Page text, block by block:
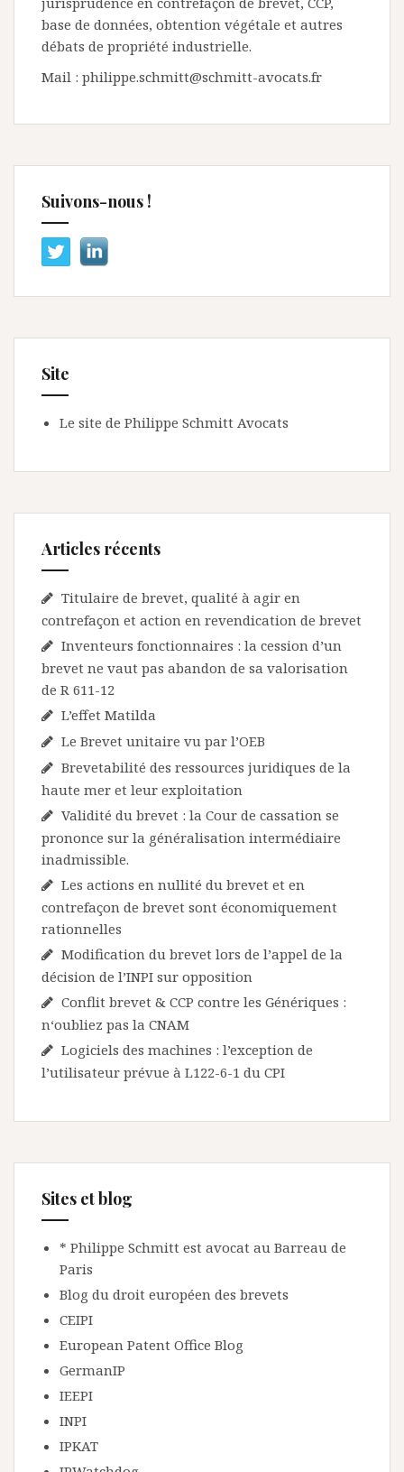
base de données, obtention végétale et autres
débats de propriété industrielle.
Mail : philippe.schmitt@schmitt-avocats.fr
Suivons-nous !
Site
Le site de Philippe Schmitt Avocats
Articles récents
Titulaire de brevet, qualité à agir en
contrefaçon et action en revendication de brevet
Inventeurs fonctionnaires : la cession d’un
brevet ne vaut pas abandon de sa valorisation
de R 611-12
L’effet Matilda
Le Brevet unitaire vu par l’OEB
Brevetabilité des ressources juridiques de la
haute mer et leur exploitation
Validité du brevet : la Cour de cassation se
prononce sur la généralisation intermédiaire
inadmissible.
Les actions en nullité du brevet et en
contrefaçon de brevet sont économiquement
rationnelles
Modification du brevet lors de l’appel de la
décision de l’INPI sur opposition
Conflit brevet & CCP contre les Génériques :
n‘oubliez pas la CNAM
Logiciels des machines : l’exception de
l’utilisateur prévue à L122-6-1 du CPI
Sites et blog
* Philippe Schmitt est avocat au Barreau de
Paris
Blog du droit européen des brevets
CEIPI
European Patent Office Blog
GermanIP
IEEPI
INPI
IPKAT